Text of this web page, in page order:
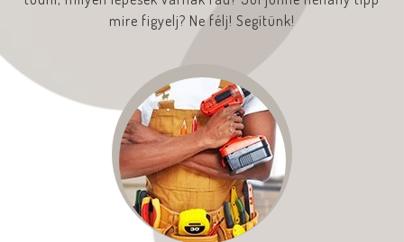
mire figyelj? Ne félj! Segítünk!